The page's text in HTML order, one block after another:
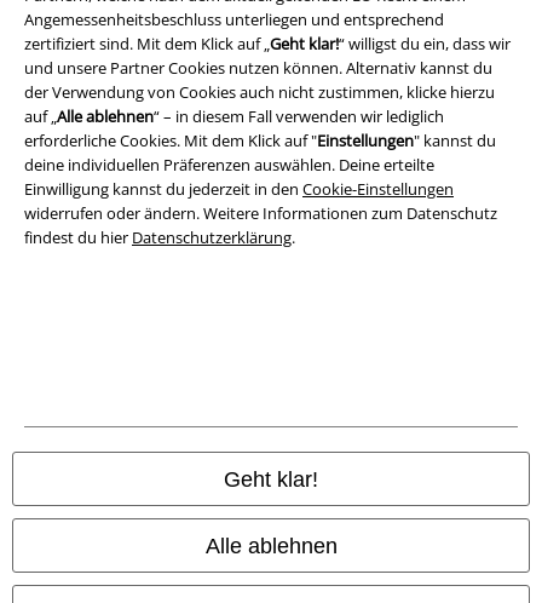
Angemessenheitsbeschluss unterliegen und entsprechend
zertifiziert sind. Mit dem Klick auf „Geht klar!“ willigst du ein, dass wir
und unsere Partner Cookies nutzen können. Alternativ kannst du
der Verwendung von Cookies auch nicht zustimmen, klicke hierzu
auf „Alle ablehnen“ – in diesem Fall verwenden wir lediglich
erforderliche Cookies. Mit dem Klick auf "Einstellungen" kannst du
deine individuellen Präferenzen auswählen. Deine erteilte
Einwilligung kannst du jederzeit in den Cookie-Einstellungen
widerrufen oder ändern. Weitere Informationen zum Datenschutz
findest du hier Datenschutzerklärung.
Geht klar!
Alle ablehnen
Impressum
Datenschutz
Entsorgung und Umweltschutz
Konformitätserklärung
© 1986-2026 E.M.P. Merchandising HGmbH